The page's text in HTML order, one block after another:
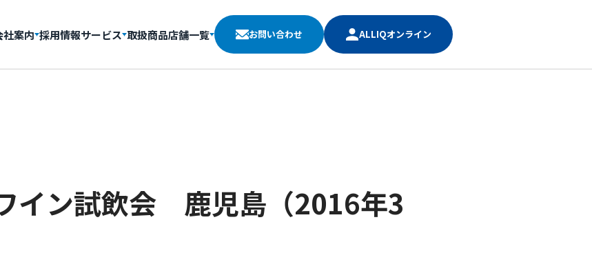
社案内 採用情報サービス 取扱商品店舗一覧 お問い合わせ ALLIQオンライン
イン試飲会 鹿児島（2016年3